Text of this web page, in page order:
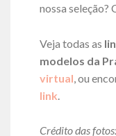
nossa seleção?
Veja todas as
modelos da
virtual, ou
link.
Crédito das